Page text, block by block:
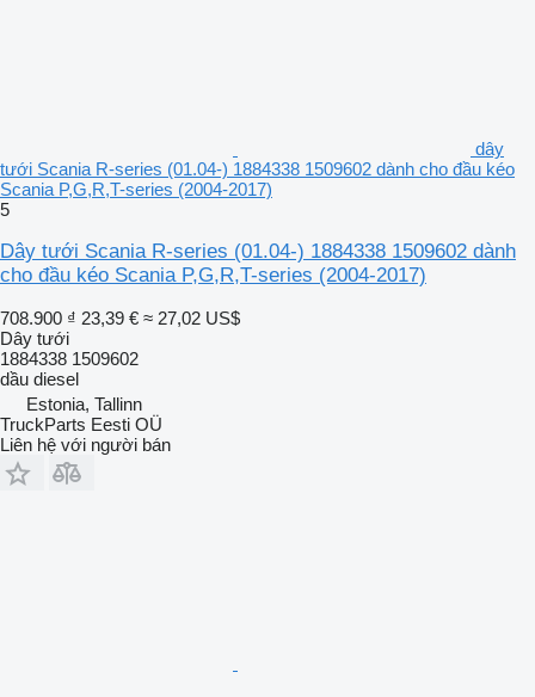
dây
tưới Scania R-series (01.04-) 1884338 1509602 dành cho đầu kéo
Scania P,G,R,T-series (2004-2017)
5
Dây tưới Scania R-series (01.04-) 1884338 1509602 dành
cho đầu kéo Scania P,G,R,T-series (2004-2017)
708.900 ₫ 23,39 € ≈ 27,02 US$
Dây tưới
1884338 1509602
dầu diesel
Estonia, Tallinn
TruckParts Eesti OÜ
Liên hệ với người bán